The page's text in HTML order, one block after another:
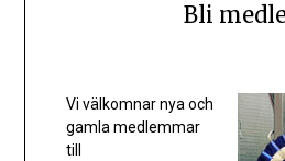
Bli
Vi välkomnar nya och
gamla medlemmar
till